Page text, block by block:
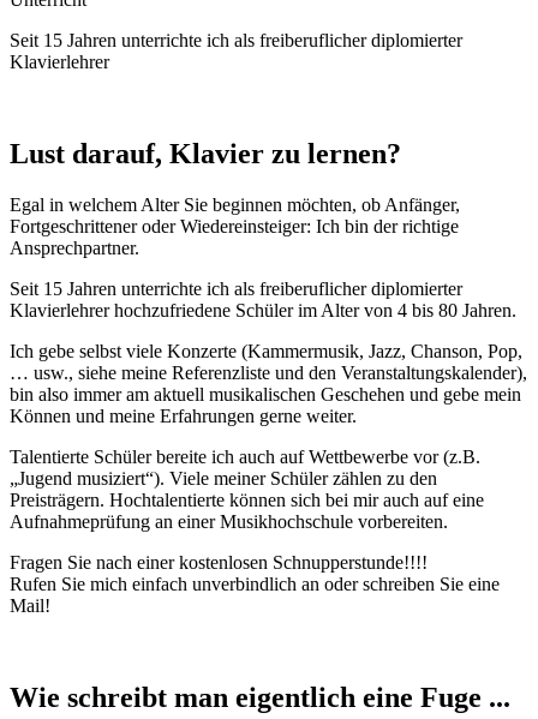
Seit 15 Jahren unterrichte ich als freiberuflicher diplomierter
Klavierlehrer
Lust darauf, Klavier zu lernen?
Egal in welchem Alter Sie beginnen möchten, ob Anfänger,
Fortgeschrittener oder Wiedereinsteiger: Ich bin der richtige
Ansprechpartner.
Seit 15 Jahren unterrichte ich als freiberuflicher diplomierter
Klavierlehrer hochzufriedene Schüler im Alter von 4 bis 80 Jahren.
Ich gebe selbst viele Konzerte (Kammermusik, Jazz, Chanson, Pop,
… usw., siehe meine Referenzliste und den Veranstaltungskalender),
bin also immer am aktuell musikalischen Geschehen und gebe mein
Können und meine Erfahrungen gerne weiter.
Talentierte Schüler bereite ich auch auf Wettbewerbe vor (z.B.
„Jugend musiziert“). Viele meiner Schüler zählen zu den
Preisträgern. Hochtalentierte können sich bei mir auch auf eine
Aufnahmeprüfung an einer Musikhochschule vorbereiten.
Fragen Sie nach einer kostenlosen Schnupperstunde!!!!
Rufen Sie mich einfach unverbindlich an oder schreiben Sie eine
Mail!
Wie schreibt man eigentlich eine Fuge ...